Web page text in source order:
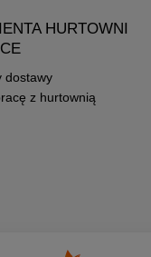
HURTOWNI
dostawy
z hurtownią